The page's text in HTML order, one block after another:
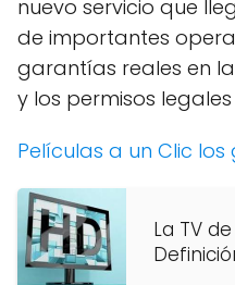
nuevo servicio que
de importantes
garantías reales en
y los permisos
Películas a un Clic
La TV